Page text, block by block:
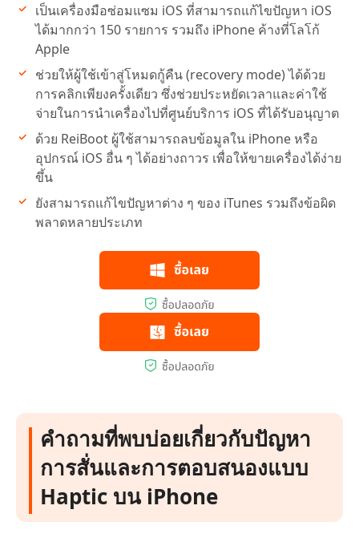
เป็นเครื่องมือซ่อมแซม iOS ที่สามารถแก้ไขปัญหา iOS
ได้มากกว่า 150 รายการ รวมถึง iPhone ค้างที่โลโก้
Apple
ช่วยให้ผู้ใช้เข้าสู่โหมดกู้คืน (recovery mode) ได้ด้วย
การคลิกเพียงครั้งเดียว ซึ่งช่วยประหยัดเวลาและค่าใช้
จ่ายในการนำเครื่องไปที่ศูนย์บริการ iOS ที่ได้รับอนุญาต
ด้วย ReiBoot ผู้ใช้สามารถลบข้อมูลใน iPhone หรือ
อุปกรณ์ iOS อื่น ๆ ได้อย่างถาวร เพื่อให้ขายเครื่องได้ง่าย
ขึ้น
ยังสามารถแก้ไขปัญหาต่าง ๆ ของ iTunes รวมถึงข้อผิด
พลาดหลายประเภท
คำถามที่พบบ่อยเกี่ยวกับปัญหา
การสั่นและการตอบสนองแบบ
Haptic บน iPhone